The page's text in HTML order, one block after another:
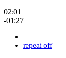
02:01
-01:27
repeat off